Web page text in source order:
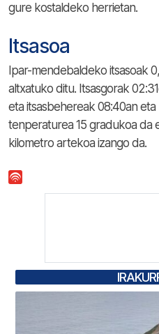
gure kostaldeko herrietan.
Itsasoa
Ipar-mendebaldeko itsasoak
altxatuko ditu. Itsasgorak
eta itsasbehereak 08:40an eta
tenperaturea 15 gradukoa da
kilometro artekoa izango da.